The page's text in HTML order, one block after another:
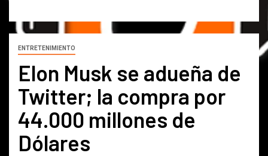
ENTRETENIMIENTO
Elon Musk se adueña de
Twitter; la compra por
44.000 millones de
Dólares